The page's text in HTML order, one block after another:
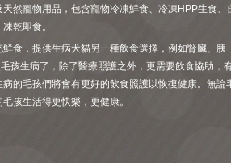
然寵物用品，包含寵物冷凍鮮食、冷凍HPP生食、
乾即食。
食，提供生病犬貓另一種飲食選擇，例如腎臟、胰
孩生病了，除了醫療照護之外，更需要飲食協助，
的毛孩們將會有更好的飲食照護以恢復健康。無論
孩生活得更快樂，更健康。